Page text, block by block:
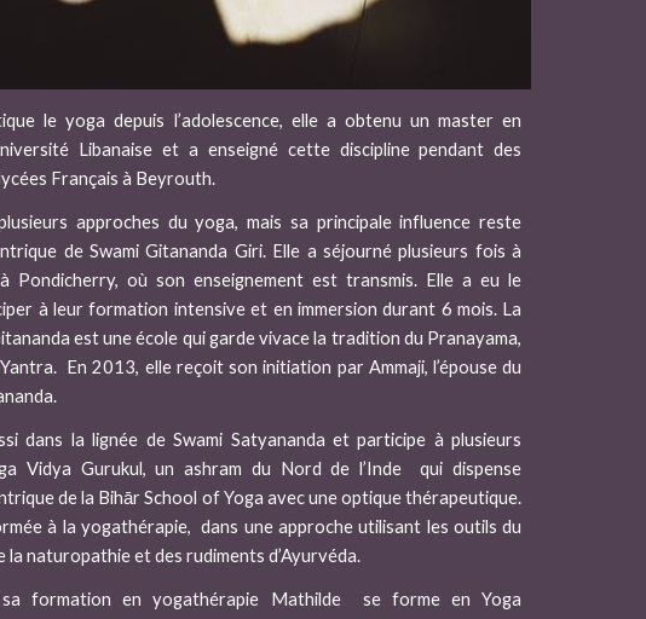
le yoga depuis l’adolescence, elle a obtenu un master en
Libanaise et a enseigné cette discipline pendant des
Français à Beyrouth.
approches du yoga, mais sa principale influence reste
de Swami Gitananda Giri. Elle a séjourné plusieurs fois à
Pondicherry, où son enseignement est transmis. Elle a eu le
à leur formation intensive et en immersion durant 6 mois. La
est une école qui garde vivace la tradition du Pranayama,
En 2013, elle reçoit son initiation par Ammaji, l’épouse du
dans la lignée de Swami Satyananda et participe à plusieurs
Vidya Gurukul, un ashram du Nord de l’Inde qui dispense
de la Bihār School of Yoga avec une optique thérapeutique.
à la yogathérapie, dans une approche utilisant les outils du
la naturopathie et des rudiments d’Ayurvéda.
formation en yogathérapie Mathilde se forme en Yoga